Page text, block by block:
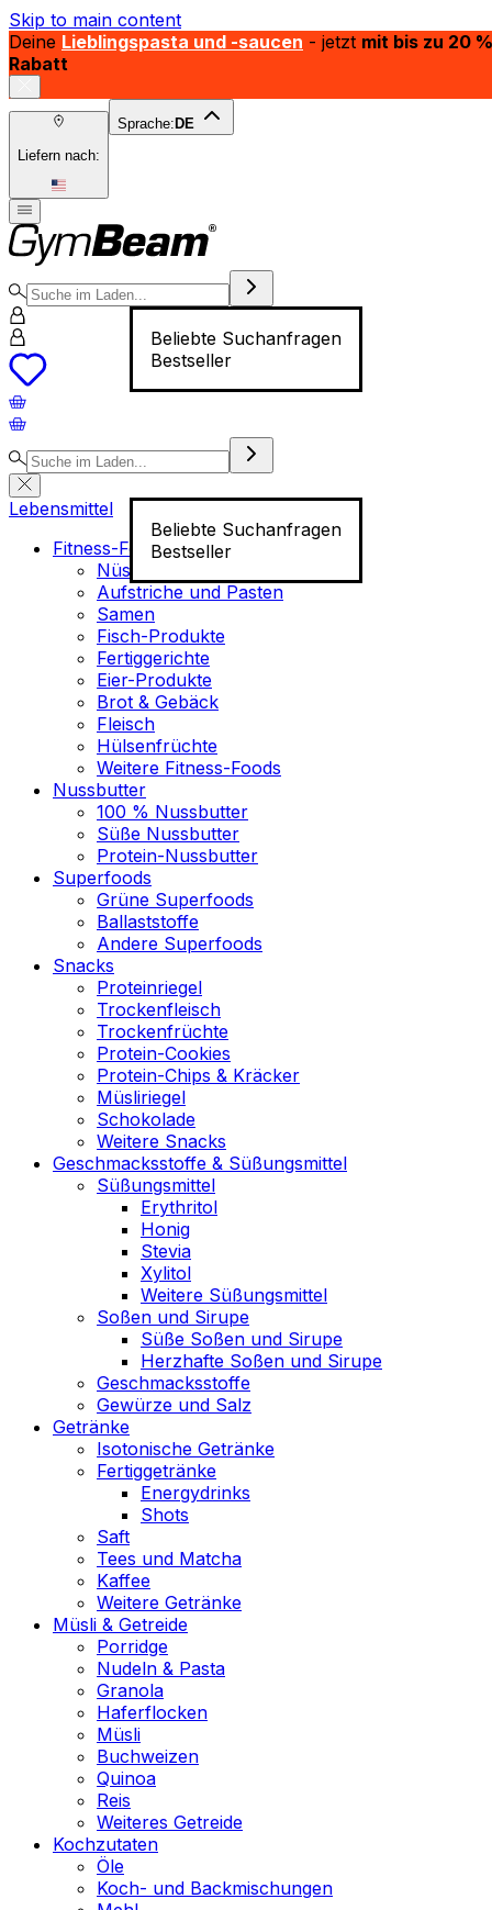
Skip to main content
Deine Lieblingspasta und -saucen - jetzt mit bis zu 20 %
Rabatt
Liefern nach:
Sprache: DE
Beliebte Suchanfragen
Bestseller
Beliebte Suchanfragen
Bestseller
Lebensmittel
Fitness-Food
Nüsse
Aufstriche und Pasten
Samen
Fisch-Produkte
Fertiggerichte
Eier-Produkte
Brot & Gebäck
Fleisch
Hülsenfrüchte
Weitere Fitness-Foods
Nussbutter
100 % Nussbutter
Süße Nussbutter
Protein-Nussbutter
Superfoods
Grüne Superfoods
Ballaststoffe
Andere Superfoods
Snacks
Proteinriegel
Trockenfleisch
Trockenfrüchte
Protein-Cookies
Protein-Chips & Kräcker
Müsliriegel
Schokolade
Weitere Snacks
Geschmacksstoffe & Süßungsmittel
Süßungsmittel
Erythritol
Honig
Stevia
Xylitol
Weitere Süßungsmittel
Soßen und Sirupe
Süße Soßen und Sirupe
Herzhafte Soßen und Sirupe
Geschmacksstoffe
Gewürze und Salz
Getränke
Isotonische Getränke
Fertiggetränke
Energydrinks
Shots
Saft
Tees und Matcha
Kaffee
Weitere Getränke
Müsli & Getreide
Porridge
Nudeln & Pasta
Granola
Haferflocken
Müsli
Buchweizen
Quinoa
Reis
Weiteres Getreide
Kochzutaten
Öle
Koch- und Backmischungen